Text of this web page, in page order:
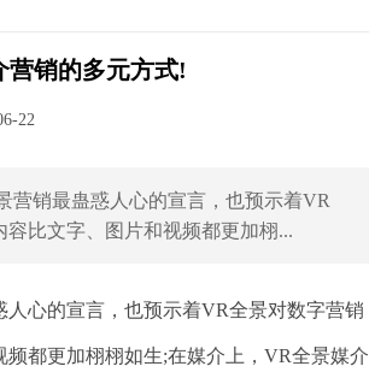
营销的多元方式!
22
营销最蛊惑人心的宣言，也预示着VR
比文字、图片和视频都更加栩...
人心的宣言，也预示着VR全景对数字营销
都更加栩栩如生;在媒介上，VR全景媒介